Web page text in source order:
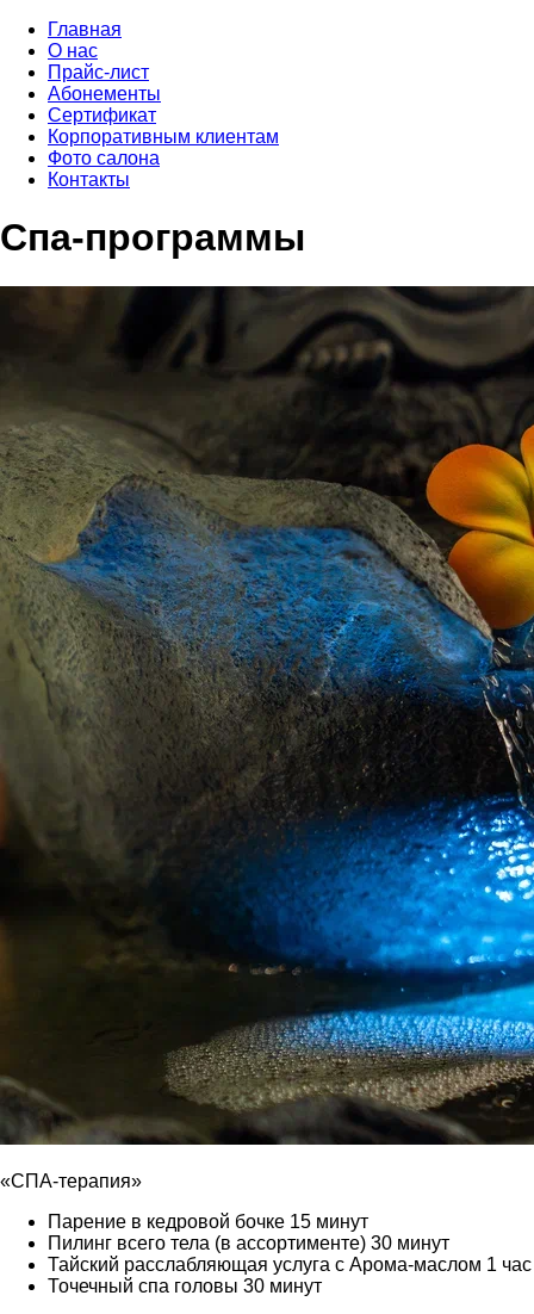
Главная
О нас
Прайс-лист
Абонементы
Сертификат
Корпоративным клиентам
Фото салона
Контакты
Спа-программы
«СПА-терапия»
Парение в кедровой бочке 15 минут
Пилинг всего тела (в ассортименте) 30 минут
Тайский расслабляющая услуга с Арома-маслом 1 час
Точечный спа головы 30 минут